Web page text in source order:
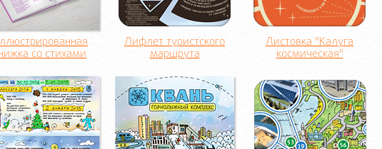
со стихами
Лифлет туристского
маршрута
Листовка "Калуга
космическая"